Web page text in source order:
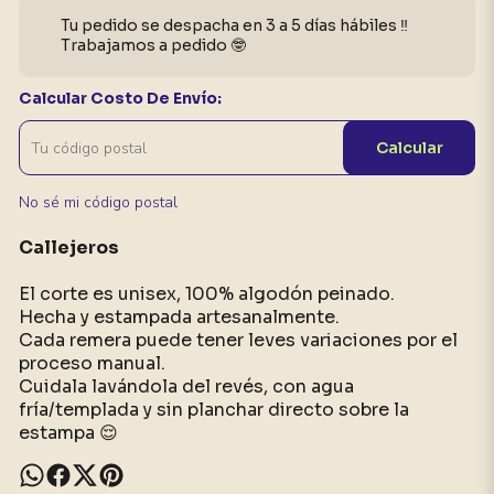
Tu pedido se despacha en 3 a 5 días hábiles ‼️
Trabajamos a pedido 🤓
Calcular Costo De Envío:
Calcular
No sé mi código postal
Callejeros
El corte es unisex, 100% algodón peinado.
Hecha y estampada artesanalmente.
Cada remera puede tener leves variaciones por el
proceso manual.
Cuidala lavándola del revés, con agua
fría/templada y sin planchar directo sobre la
estampa 😌